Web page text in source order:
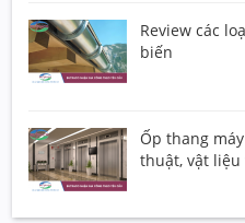
Review các
biến
Ốp thang
thuật, vật liệu